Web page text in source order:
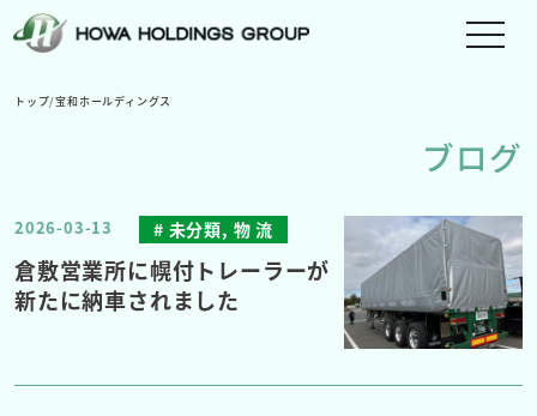
メ
を
切
替
え
る
トップ/宝和ホールディングス
ブログ
2026-03-13 未分類, 物 流
倉敷営業所に幌付トレーラーが
新たに納車されました